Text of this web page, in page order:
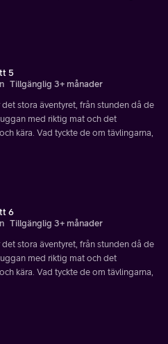
5
Tillgänglig 3+ månader
stora äventyret, från stunden då de
med riktig mat och det
kära. Vad tyckte de om tävlingarna,
6
Tillgänglig 3+ månader
stora äventyret, från stunden då de
med riktig mat och det
kära. Vad tyckte de om tävlingarna,